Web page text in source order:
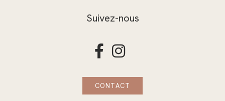
Suivez-nous
 
CONTACT